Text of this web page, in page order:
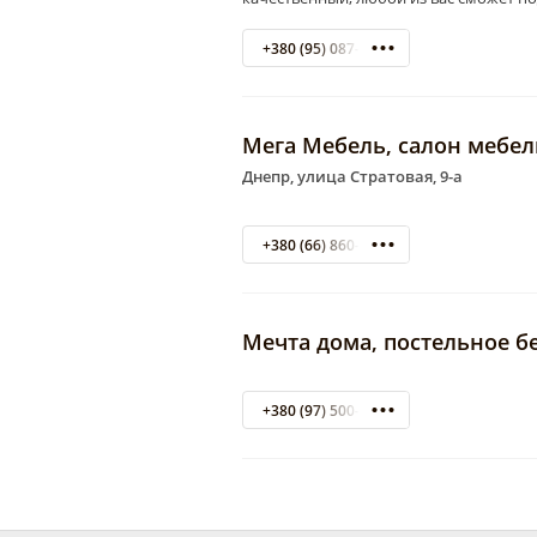
+380 (95) 087-80-14
Мега Мебель, салон
Днепр, улица Стратовая, 9-а
+380 (66) 860-80-80
Мечта дома, постельное
+380 (97) 500-27-99